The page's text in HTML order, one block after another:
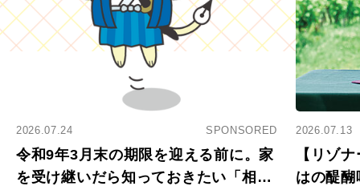
2026.07.24 SPONSORED
令和9年3月末の期限を迎える前に。家
を受け継いだら知っておきたい「相続
2026.07.13
【リゾ
はの醍